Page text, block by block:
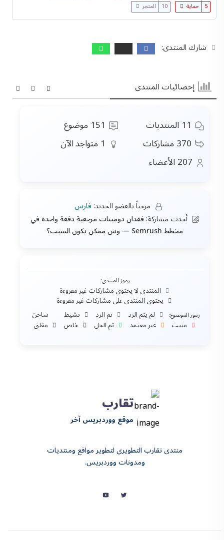
5 حماية 10 المتجر
شارك المنتدى:
إحصائيات المنتدى
11 المنتديات 151 موضوع
370مشاركات 1 متواجد الآن
207الأعضاء
فارس
أحدث مشاركة:
فقدان دومينات مرجعية دفعة واحدة في
مخطط Semrush — وش ممكن يكون السبب؟
رموز المنتدى:
المنتدى لا يحتوي مشاركات غير مقروءة
يحتوي المنتدى على مشاركات غير مقروءة
رموز الموضوع: لم يتم الرد تم الرد نشيط ساخن
مثبت غير معتمد تم الحل خاص مغلق
تقارب
موقع ووردبريس آخر
منتدى تقارب التطويري لتطوير مواقع ومنتديات
ومدونات ووردبريس.